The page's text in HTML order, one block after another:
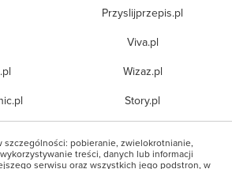
Przyslijprzepis.pl
Viva.pl
Wizaz.pl
Story.pl
szczególności: pobieranie, zwielokrotnianie,
treści, danych lub informacji
serwisu oraz wszystkich jego podstron, w